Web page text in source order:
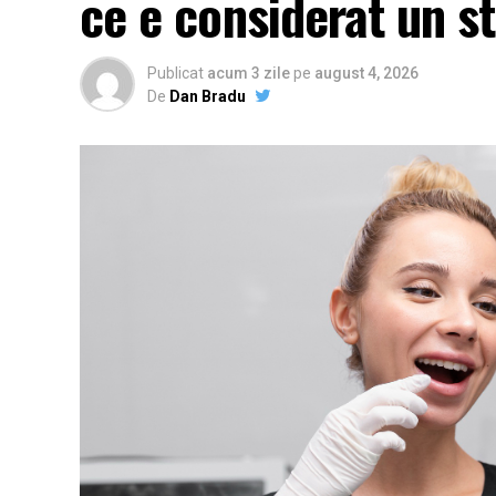
Publicat acum 3 zile pe august 4, 2026
De Dan Bradu